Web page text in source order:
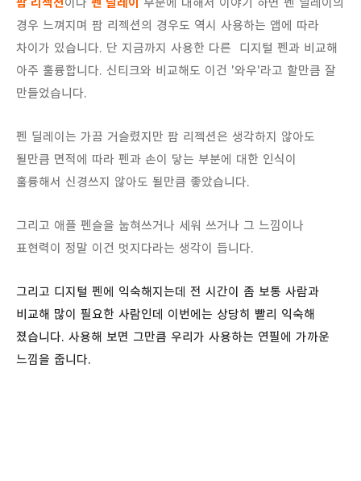
경우 느껴지며 팜 리젝션의 경우도 역시 사용하는 앱에 따라
차이가 있습니다. 단 지금까지 사용한 다른
디지털 펜과 비교해
아주 훌륭합니다. 신티크와 비교해도 이건 '와우'라고 할만큼 잘
만들었습니다.
펜 딜레이는 가끔 거슬렸지만 팜 리젝션은 생각하지 않아도
될만큼 면적에 따라 펜과 손이 닿는 부분에 대한 인식이
훌륭해서 신경쓰지 않아도 될만큼 좋았습니다.
그리고 애플 펜슬을 눕혀쓰거나 세워 쓰거나 그 느낌이나
표현력이 정말 이건 멋지다라는 생각이 듭니다.
그리고 디지털 펜에 익숙해지는데 전 시간이 좀 보통 사람과
비교해 많이 필요한 사람인데 이번에는 상당히 빨리 익숙해
졌습니다. 사용해 보면 그만큼 우리가 사용하는 연필에 가까운
느낌을 줍니다.